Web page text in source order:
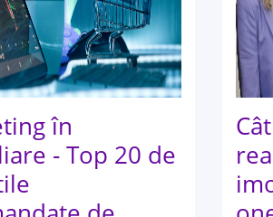
în
- Top 20 de